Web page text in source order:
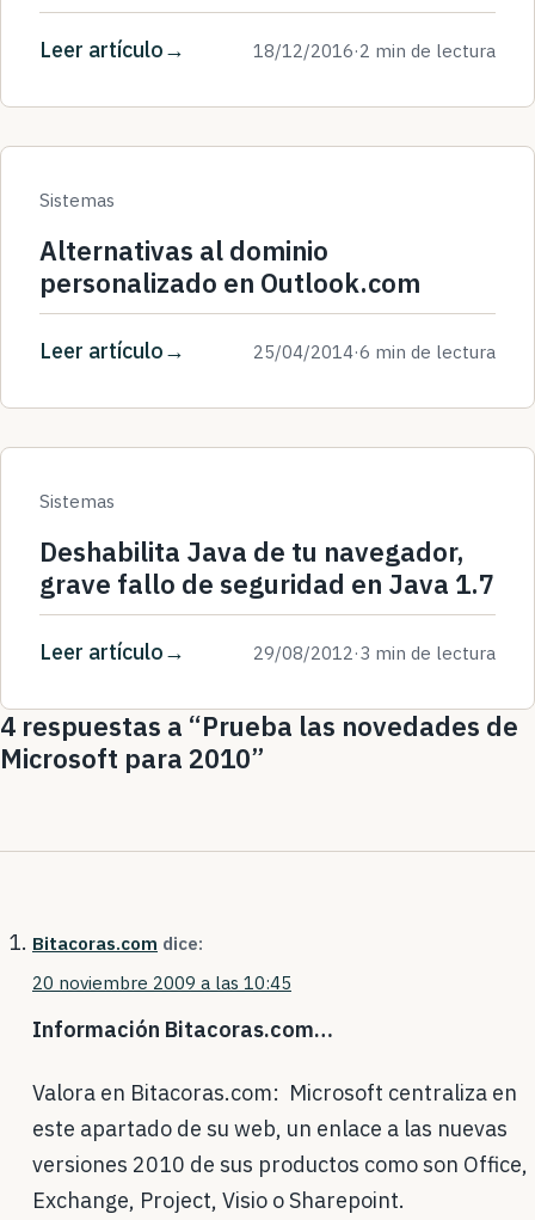
Leer artículo 18/12/2016·2 min de lectura
Sistemas
Alternativas al dominio
personalizado en Outlook.com
Leer artículo 25/04/2014·6 min de lectura
Sistemas
Deshabilita Java de tu navegador,
grave fallo de seguridad en Java 1.7
Leer artículo 29/08/2012 ·3 min de lectura
4 respuestas a “Prueba las novedades de
Microsoft para 2010”
Bitacoras.com dice:
20 noviembre 2009 a las 10:45
Información Bitacoras.com…
Valora en Bitacoras.com: Microsoft centraliza en
este apartado de su web, un enlace a las nuevas
versiones 2010 de sus productos como son Office,
Exchange, Project, Visio o Sharepoint.